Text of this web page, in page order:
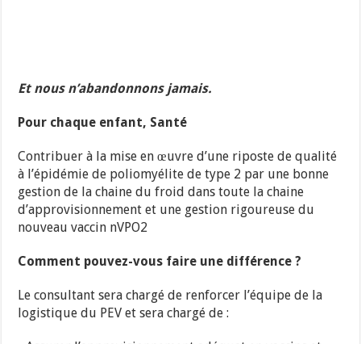
Et nous n’abandonnons jamais.
Pour chaque enfant, Santé
Contribuer à la mise en œuvre d’une riposte de qualité
à l’épidémie de poliomyélite de type 2 par une bonne
gestion de la chaine du froid dans toute la chaine
d’approvisionnement et une gestion rigoureuse du
nouveau vaccin nVPO2
Comment pouvez-vous faire une différence ?
Le consultant sera chargé de renforcer l’équipe de la
logistique du PEV et sera chargé de :